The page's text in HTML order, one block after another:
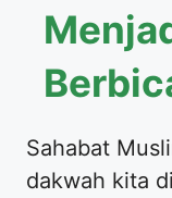
​Sahabat
dakwah kita